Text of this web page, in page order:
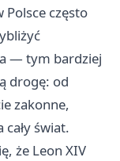
Polsce często
— tym bardziej
drogę: od
zakonne,
świat.
że Leon XIV